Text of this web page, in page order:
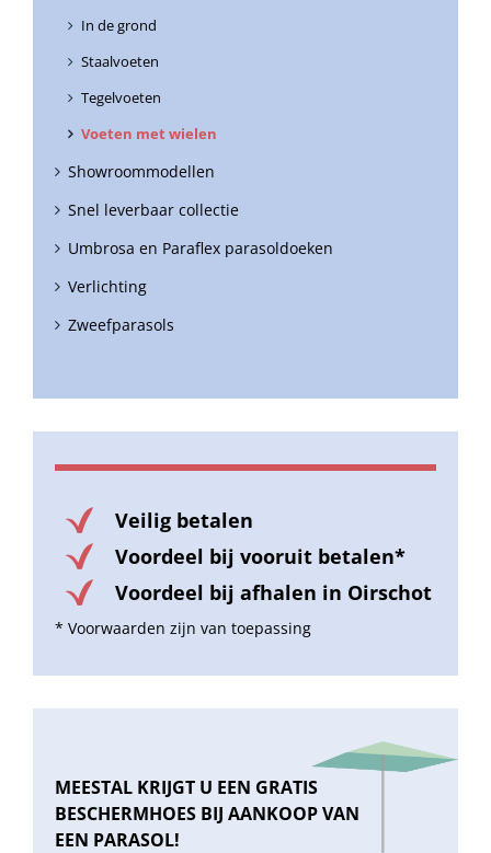
In de grond
Staalvoeten
Tegelvoeten
Voeten met wielen
Showroommodellen
Snel leverbaar collectie
Umbrosa en Paraflex parasoldoeken
Verlichting
Zweefparasols
Veilig betalen
Voordeel bij vooruit betalen*
Voordeel bij afhalen in Oirschot
* Voorwaarden zijn van toepassing
MEESTAL KRIJGT U EEN GRATIS
BESCHERMHOES BIJ AANKOOP VAN
EEN PARASOL!